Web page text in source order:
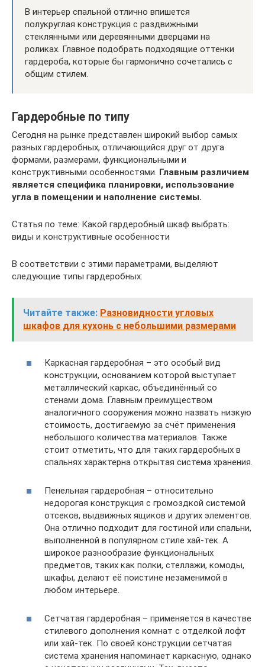
В интерьер спальной отлично впишется
полукруглая конструкция с раздвижными
стеклянными или деревянными дверцами на
роликах. Главное подобрать подходящие оттенки
гардероба, которые бы гармонично сочетались с
общим стилем.
Гардеробные по типу
Сегодня на рынке представлен широкий выбор самых
разных гардеробных, отличающийся друг от друга
формами, размерами, функциональными и
конструктивными особенностями. Главным различием
является специфика планировки, использование
угла в помещении и наполнение системы.
Статья по теме: Какой гардеробный шкаф выбрать:
виды и конструктивные особенности
В соответствии с этими параметрами, выделяют
следующие типы гардеробных:
Читайте также: Разновидности угловых
шкафов для кухонь с небольшими размерами
Каркасная гардеробная – это особый вид
конструкции, основанием которой выступает
металлический каркас, объединённый со
стенами дома. Главным преимуществом
аналогичного сооружения можно назвать низкую
стоимость, достигаемую за счёт применения
небольшого количества материалов. Также
стоит отметить, что для таких гардеробных в
спальнях характерна открытая система хранения.
Пенельная гардеробная – относительно
недорогая конструкция с громоздкой системой
отсеков, выдвижных ящиков и других элементов.
Она отлично подходит для гостиной или спальни,
выполненной в популярном стиле хай-тек. А
широкое разнообразие функциональных
предметов, таких как полки, стеллажи, комоды,
шкафы, делают её поистине незаменимой в
любом интерьере.
Сетчатая гардеробная – применяется в качестве
стилевого дополнения комнат с отделкой лофт
или хай-тек. По своей конструкции сетчатая
система хранения напоминает каркасную, однако